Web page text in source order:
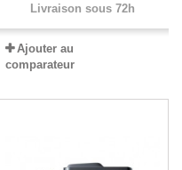
Livraison sous 72h
Ajouter au
comparateur